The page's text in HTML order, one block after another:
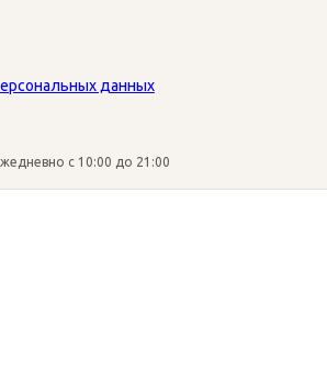
данных
с 10:00 до 21:00